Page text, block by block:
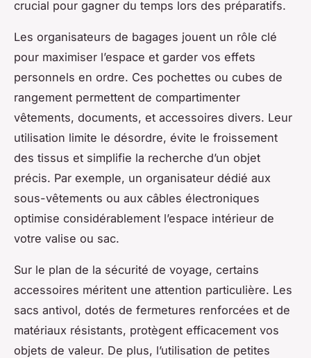
crucial pour gagner du temps lors des préparatifs.
Les organisateurs de bagages jouent un rôle clé
pour maximiser l’espace et garder vos effets
personnels en ordre. Ces pochettes ou cubes de
rangement permettent de compartimenter
vêtements, documents, et accessoires divers. Leur
utilisation limite le désordre, évite le froissement
des tissus et simplifie la recherche d’un objet
précis. Par exemple, un organisateur dédié aux
sous-vêtements ou aux câbles électroniques
optimise considérablement l’espace intérieur de
votre valise ou sac.
Sur le plan de la sécurité de voyage, certains
accessoires méritent une attention particulière. Les
sacs antivol, dotés de fermetures renforcées et de
matériaux résistants, protègent efficacement vos
objets de valeur. De plus, l’utilisation de petites